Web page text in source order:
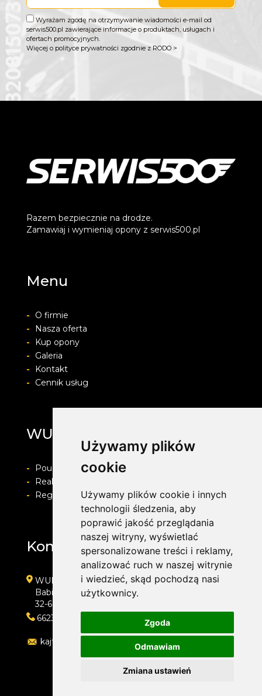
Używamy plików
cookie
Używamy plików cookie i innych
technologii śledzenia, aby
poprawić jakość przeglądania
naszej witryny, wyświetlać
spersonalizowane treści i reklamy,
analizować ruch w naszej witrynie
i wiedzieć, skąd pochodzą nasi
użytkownicy.
Zgoda
Odmawiam
Zmiana ustawień
Wyrażam zgodę na otrzymywanie wiadomości e-mail od
serwis500.pl zawierające informacje o produktach, usługach i
ofertach promocyjnych.
Więcej o polityce prywatności zgodnie z RODO >
Razem bezpiecznie na drodze.
Zamawiaj i wymieniaj opony z serwis500.pl
Menu
-
O firmie
-
Nasza oferta
-
Kup opony
-
Galeria
-
Kontakt
-
Cennik usług
WULKAN
-
Pouczenie o prawie do odstapienia od umowy
-
Realizacja zamówienia i formy płatności
-
Regulamin i Polityka prywatności
Kontakt
WULKAN
Babice, ul. Śląska 50d
32-600 Oświęcim
662323454
kajtoch@gmail.com